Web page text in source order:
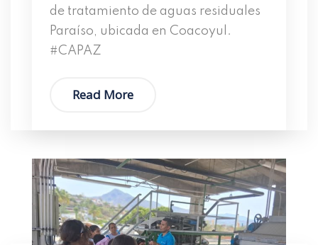
de tratamiento de aguas residuales
Paraíso, ubicada en Coacoyul.
#CAPAZ
Read More